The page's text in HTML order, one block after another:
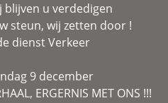
blijven u verdedigen
steun, wij zetten door !
dienst Verkeer
9 december
ERGERNIS MET ONS !!!